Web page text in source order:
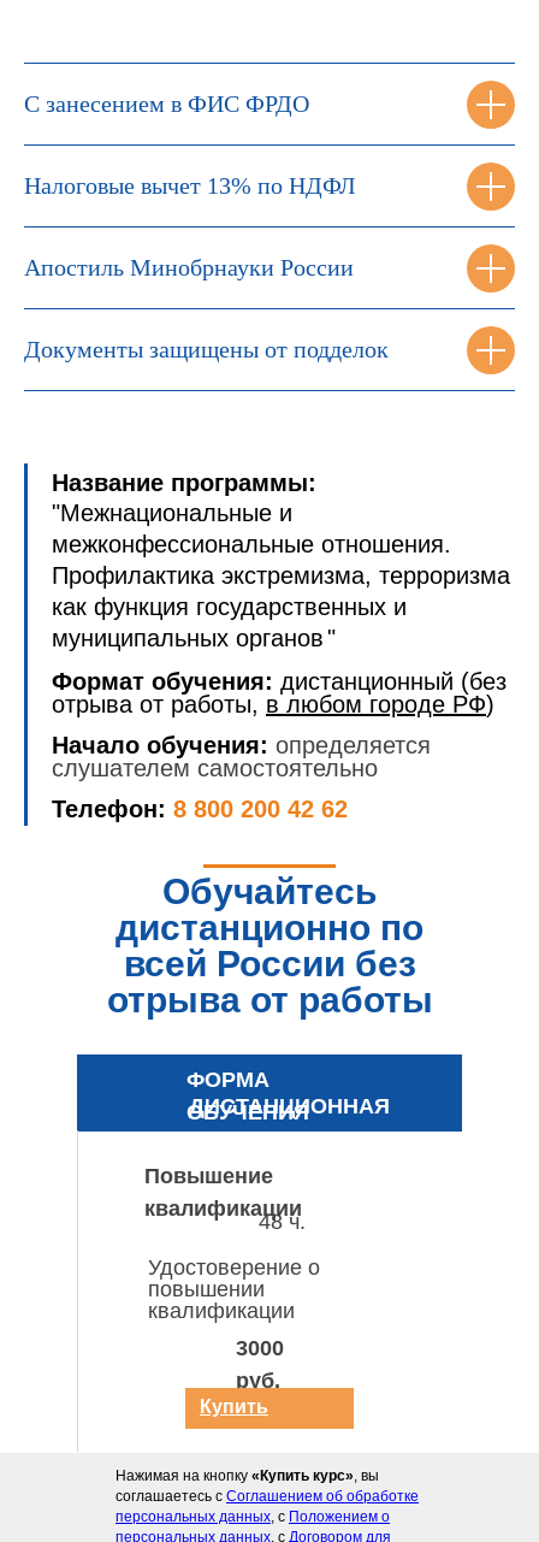
С занесением в ФИС ФРДО
Налоговые вычет 13% по НДФЛ
Апостиль Минобрнауки России
Документы защищены от подделок
Название программы:
"Межнациональные и
межконфессиональные отношения.
Профилактика экстремизма, терроризма
как функция государственных и
муниципальных органов"
Формат обучения: дистанционный (без
отрыва от работы, в любом городе РФ)
Начало обучения: определяется
слушателем самостоятельно
Телефон: 8 800 200 42 62
Обучайтесь
дистанционно по
всей России без
отрыва от работы
ФОРМА
ОБУЧЕНИЯ
ДИСТАНЦИОННАЯ
Повышение
квалификации
Удостоверение о
повышении
квалификации
48 ч.
3000
руб.
Купить
курс
Нажимая на кнопку «Купить курс», вы
соглашаетесь с Соглашением об обработке
персональных данных, с Положением о
персональных данных, с Договором для